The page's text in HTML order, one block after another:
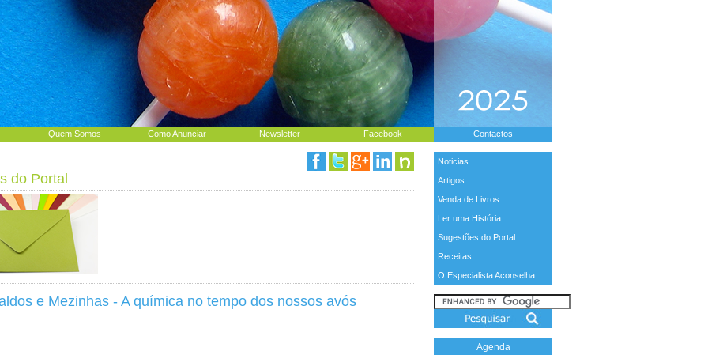
Quem Somos Como Anunciar Newsletter Facebook Contactos
Noticias
Artigos
Venda de Livros
Ler uma História
Sugestões do Portal
Receitas
O Especialista Aconselha
Agenda
do Portal
e Mezinhas - A química no tempo dos nossos avós